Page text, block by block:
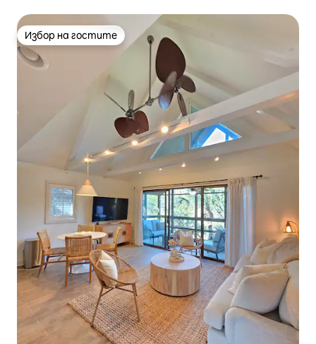
Избор на гостите
Избор на гостите